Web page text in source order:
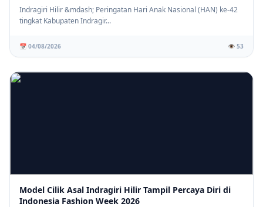
Indragiri Hilir &mdash; Peringatan Hari Anak Nasional (HAN) ke-42
tingkat Kabupaten Indragir...
📅 04/08/2026 👁️ 53
Model Cilik Asal Indragiri Hilir Tampil Percaya Diri di
Indonesia Fashion Week 2026